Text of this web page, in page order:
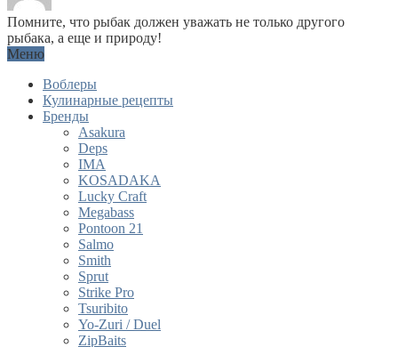
Помните, что рыбак должен уважать не только другого
рыбака, а еще и природу!
Меню
Воблеры
Кулинарные рецепты
Бренды
Asakura
Deps
IMA
KOSADAKA
Lucky Craft
Megabass
Pontoon 21
Salmo
Smith
Sprut
Strike Pro
Tsuribito
Yo-Zuri / Duel
ZipBaits